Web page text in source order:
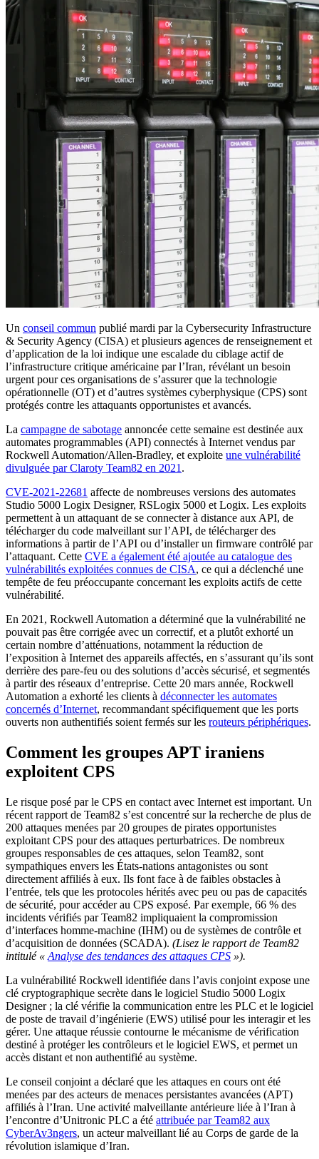
Un conseil commun publié mardi par la Cybersecurity Infrastructure
& Security Agency (CISA) et plusieurs agences de renseignement et
d’application de la loi indique une escalade du ciblage actif de
l’infrastructure critique américaine par l’Iran, révélant un besoin
urgent pour ces organisations de s’assurer que la technologie
opérationnelle (OT) et d’autres systèmes cyberphysique (CPS) sont
protégés contre les attaquants opportunistes et avancés.
La campagne de sabotage annoncée cette semaine est destinée aux
automates programmables (API) connectés à Internet vendus par
Rockwell Automation/Allen-Bradley, et exploite une vulnérabilité
divulguée par Claroty Team82 en 2021 .
CVE-2021-22681 affecte de nombreuses versions des automates
Studio 5000 Logix Designer, RSLogix 5000 et Logix. Les exploits
permettent à un attaquant de se connecter à distance aux API, de
télécharger du code malveillant sur l’API, de télécharger des
informations à partir de l’API ou d’installer un firmware contrôlé par
l’attaquant. Cette CVE a également été ajoutée au catalogue des
vulnérabilités exploitées connues de CISA, ce qui a déclenché une
tempête de feu préoccupante concernant les exploits actifs de cette
vulnérabilité.
En 2021, Rockwell Automation a déterminé que la vulnérabilité ne
pouvait pas être corrigée avec un correctif, et a plutôt exhorté un
certain nombre d’atténuations, notamment la réduction de
l’exposition à Internet des appareils affectés, en s’assurant qu’ils sont
derrière des pare-feu ou des solutions d’accès sécurisé, et segmentés
à partir des réseaux d’entreprise. Cette 20 mars année, Rockwell
Automation a exhorté les clients à déconnecter les automates
concernés d’Internet, recommandant spécifiquement que les ports
ouverts non authentifiés soient fermés sur les routeurs périphériques.
Comment les groupes APT iraniens
exploitent CPS
Le risque posé par le CPS en contact avec Internet est important. Un
récent rapport de Team82 s’est concentré sur la recherche de plus de
200 attaques menées par 20 groupes de pirates opportunistes
exploitant CPS pour des attaques perturbatrices. De nombreux
groupes responsables de ces attaques, selon Team82, sont
sympathiques envers les États-nations antagonistes ou sont
directement affiliés à eux. Ils font face à de faibles obstacles à
l’entrée, tels que les protocoles hérités avec peu ou pas de capacités
de sécurité, pour accéder au CPS exposé. Par exemple, 66 % des
incidents vérifiés par Team82 impliquaient la compromission
d’interfaces homme-machine (IHM) ou de systèmes de contrôle et
d’acquisition de données (SCADA). (Lisez le rapport de Team82
intitulé « Analyse des tendances des attaques CPS »).
La vulnérabilité Rockwell identifiée dans l’avis conjoint expose une
clé cryptographique secrète dans le logiciel Studio 5000 Logix
Designer ; la clé vérifie la communication entre les PLC et le logiciel
de poste de travail d’ingénierie (EWS) utilisé pour les interagir et les
gérer. Une attaque réussie contourne le mécanisme de vérification
destiné à protéger les contrôleurs et le logiciel EWS, et permet un
accès distant et non authentifié au système.
Le conseil conjoint a déclaré que les attaques en cours ont été
menées par des acteurs de menaces persistantes avancées (APT)
affiliés à l’Iran. Une activité malveillante antérieure liée à l’Iran à
l’encontre d’Unitronic PLC a été attribuée par Team82 aux
CyberAv3ngers, un acteur malveillant lié au Corps de garde de la
révolution islamique d’Iran.